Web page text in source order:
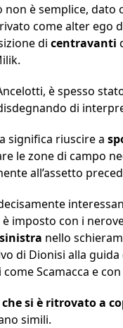
è semplice,
come alter ego
di centravanti
è spesso
di
significa riuscire a
le zone di campo
all’assetto
è imposto con i
nello
di Dionisi alla
Scamacca e
si è ritrovato a
simili.